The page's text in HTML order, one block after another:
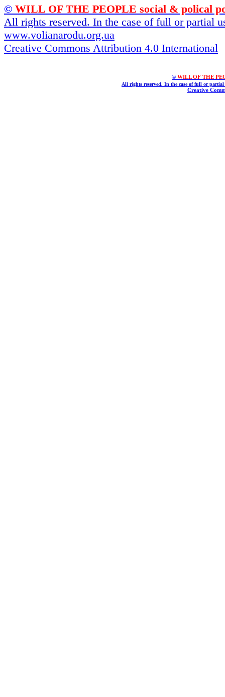
© WILL OF THE PEOPLE social & polical
All rights reserved. In the case of full or partial
www.volianarodu.org.ua
Creative Commons Attribution 4.0 International
© WILL OF THE
All rights reserved. In the case of full or
Creative